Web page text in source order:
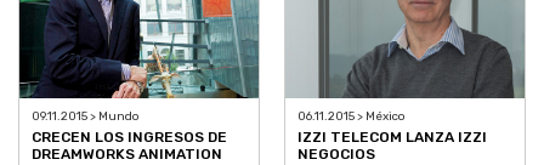
09.11.2015 > Mundo
CRECEN LOS INGRESOS DE
DREAMWORKS ANIMATION
06.11.2015 > México
IZZI TELECOM LANZA IZZI
NEGOCIOS